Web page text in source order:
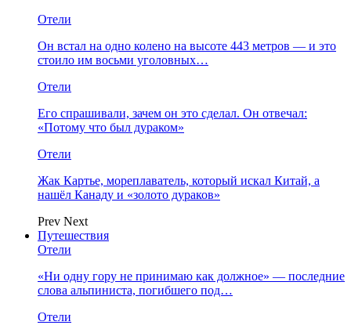
Отели
Он встал на одно колено на высоте 443 метров — и это
стоило им восьми уголовных…
Отели
Его спрашивали, зачем он это сделал. Он отвечал:
«Потому что был дураком»
Отели
Жак Картье, мореплаватель, который искал Китай, а
нашёл Канаду и «золото дураков»
Prev Next
Путешествия
Отели
«Ни одну гору не принимаю как должное» — последние
слова альпиниста, погибшего под…
Отели